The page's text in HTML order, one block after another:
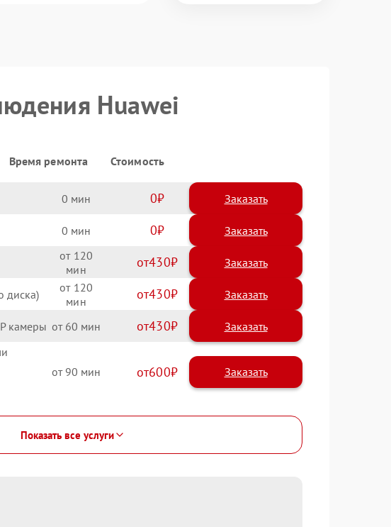
Huawei
Время ремонта Стоимость
0 0 Заказать
0 0 Заказать
120 430
диска) 120 430
камеры 60 430
90 600
Показать все услуги